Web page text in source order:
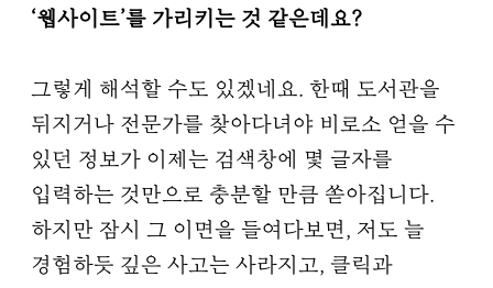
‘웹사이트’를 가리키는 것 같은데요?
그렇게 해석할 수도 있겠네요. 한때 도서관을
뒤지거나 전문가를 찾아다녀야 비로소 얻을 수
있던 정보가 이제는 검색창에 몇 글자를
입력하는 것만으로 충분할 만큼 쏟아집니다.
하지만 잠시 그 이면을 들여다보면, 저도 늘
경험하듯 깊은 사고는 사라지고, 클릭과